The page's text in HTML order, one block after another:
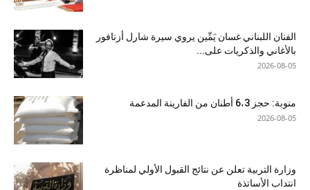
الفنان اللبناني غسان يَمِّين يروي سيرة شارل أزنافور
بالأغاني والذكريات على...
2026-08-05
منوبة: حجز 6،3 أطنان من الفارينة المدعمة
2026-08-05
وزارة التربية تعلن عن نتائج القبول الأولي لمناظرة
انتداب الأساتذة